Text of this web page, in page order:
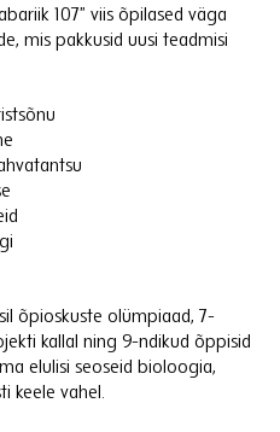
107” viis õpilased väga
mis pakkusid uusi teadmisi
õpioskuste olümpiaad, 7-
kallal ning 9-ndikud õppisid
elulisi seoseid bioloogia,
keele vahel.